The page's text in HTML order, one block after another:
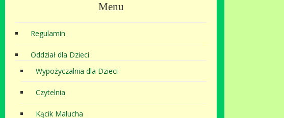
Menu
Regulamin
Oddział dla Dzieci
Wypożyczalnia dla Dzieci
Czytelnia
Kącik Malucha